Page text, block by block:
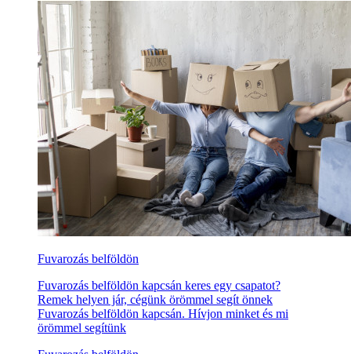
Fuvarozás belföldön
Fuvarozás belföldön kapcsán keres egy csapatot?
Remek helyen jár, cégünk örömmel segít önnek
Fuvarozás belföldön kapcsán. Hívjon minket és mi
örömmel segítünk